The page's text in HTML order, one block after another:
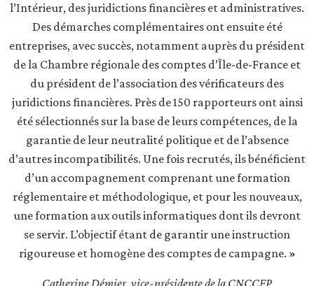
l’Intérieur, des juridictions financières et administratives.
Des démarches complémentaires ont ensuite été
entreprises, avec succès, notamment auprès du président
de la Chambre régionale des comptes d’Île-de-France et
du président de l’association des vérificateurs des
juridictions financières. Près de 150 rapporteurs ont ainsi
été sélectionnés sur la base de leurs compétences, de la
garantie de leur neutralité politique et de l’absence
d’autres incompatibilités. Une fois recrutés, ils bénéficient
d’un accompagnement comprenant une formation
réglementaire et méthodologique, et pour les nouveaux,
une formation aux outils informatiques dont ils devront
se servir. L’objectif étant de garantir une instruction
rigoureuse et homogène des comptes de campagne. »
Catherine Démier, vice-présidente de la CNCCFP